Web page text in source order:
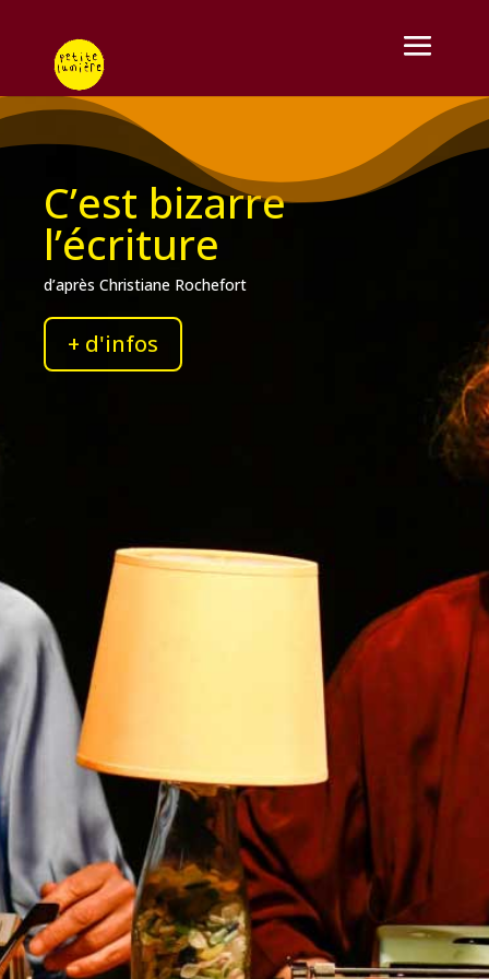
C’est bizarre
l’écriture
d’après Christiane Rochefort
+ d'infos